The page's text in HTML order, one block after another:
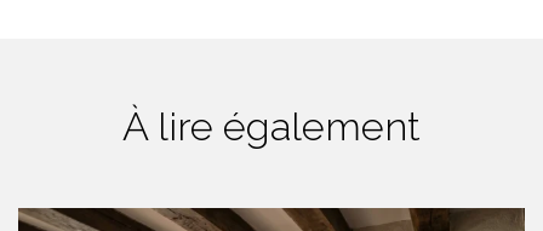
À lire également